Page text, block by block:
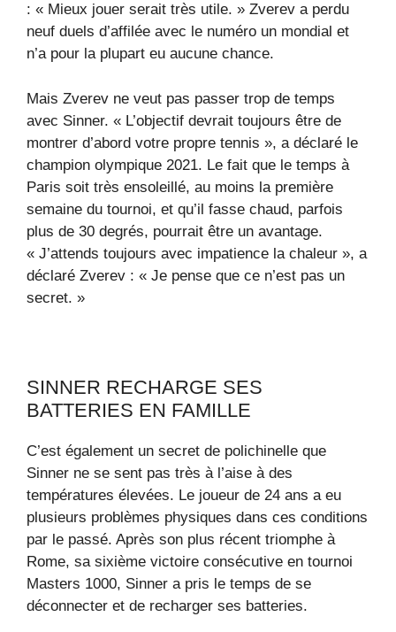
: « Mieux jouer serait très utile. » Zverev a perdu
neuf duels d’affilée avec le numéro un mondial et
n’a pour la plupart eu aucune chance.
Mais Zverev ne veut pas passer trop de temps
avec Sinner. « L’objectif devrait toujours être de
montrer d’abord votre propre tennis », a déclaré le
champion olympique 2021. Le fait que le temps à
Paris soit très ensoleillé, au moins la première
semaine du tournoi, et qu’il fasse chaud, parfois
plus de 30 degrés, pourrait être un avantage.
« J’attends toujours avec impatience la chaleur », a
déclaré Zverev : « Je pense que ce n’est pas un
secret. »
SINNER RECHARGE SES
BATTERIES EN FAMILLE
C’est également un secret de polichinelle que
Sinner ne se sent pas très à l’aise à des
températures élevées. Le joueur de 24 ans a eu
plusieurs problèmes physiques dans ces conditions
par le passé. Après son plus récent triomphe à
Rome, sa sixième victoire consécutive en tournoi
Masters 1000, Sinner a pris le temps de se
déconnecter et de recharger ses batteries.